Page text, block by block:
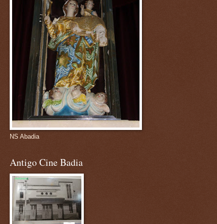
NS Abadia
Antigo Cine Badia